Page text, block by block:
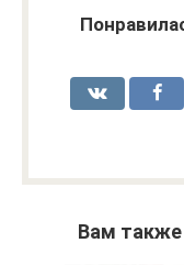
Вам